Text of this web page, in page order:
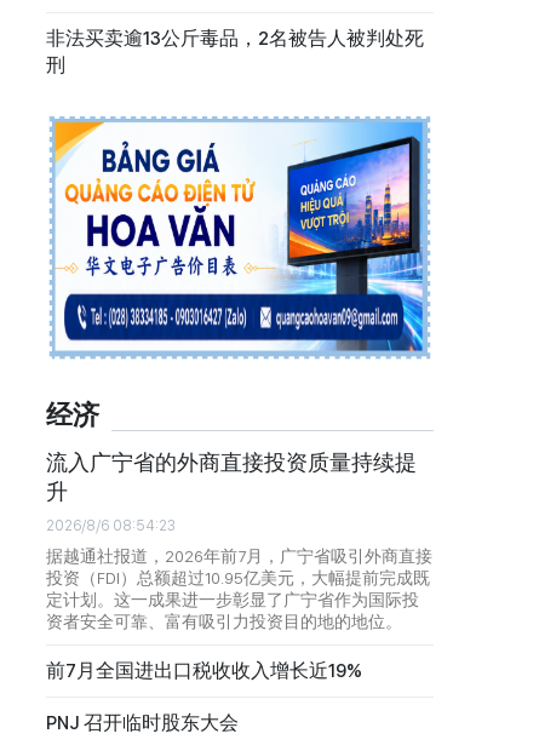
非法买卖逾13公斤毒品，2名被告人被判处死
刑
经济
流入广宁省的外商直接投资质量持续提
升
2026/8/6 08:54:23
据越通社报道，2026年前7月，广宁省吸引外商直接
投资（FDI）总额超过10.95亿美元，大幅提前完成既
定计划。这一成果进一步彰显了广宁省作为国际投
资者安全可靠、富有吸引力投资目的地的地位。
前7月全国进出口税收收入增长近19%
PNJ 召开临时股东大会